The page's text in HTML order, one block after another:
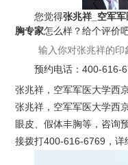
您觉得张兆祥_空军
胸专家怎么样？给个评价
预约电话：400-616-
张兆祥，空军军医大学西
张兆祥，空军军医大学西
眼皮、假体丰胸等，咨询
接拨打400-616-6769，详